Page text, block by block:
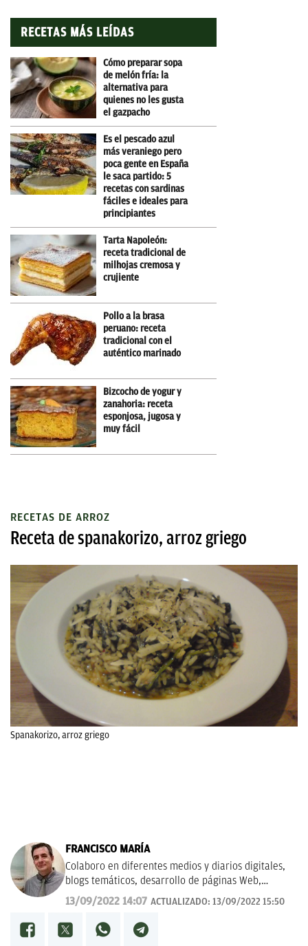
RECETAS MÁS LEÍDAS
Cómo preparar sopa
de melón fría: la
alternativa para
quienes no les gusta
el gazpacho
Es el pescado azul
más veraniego pero
poca gente en España
le saca partido: 5
recetas con sardinas
fáciles e ideales para
principiantes
Tarta Napoleón:
receta tradicional de
milhojas cremosa y
crujiente
Pollo a la brasa
peruano: receta
tradicional con el
auténtico marinado
Bizcocho de yogur y
zanahoria: receta
esponjosa, jugosa y
muy fácil
RECETAS DE ARROZ
Receta de spanakorizo, arroz griego
Spanakorizo, arroz griego
FRANCISCO MARÍA
Colaboro en diferentes medios y diarios digitales,
blogs temáticos, desarrollo de páginas Web,
redacción de guías y manuales didácticos, textos
promocionales, campañas publicitarias y de
marketing, artículos de opinión, relatos y guiones,
y proyectos empresariales de todo tipo que
13/09/2022 14:07 ACTUALIZADO: 13/09/2022 15:50